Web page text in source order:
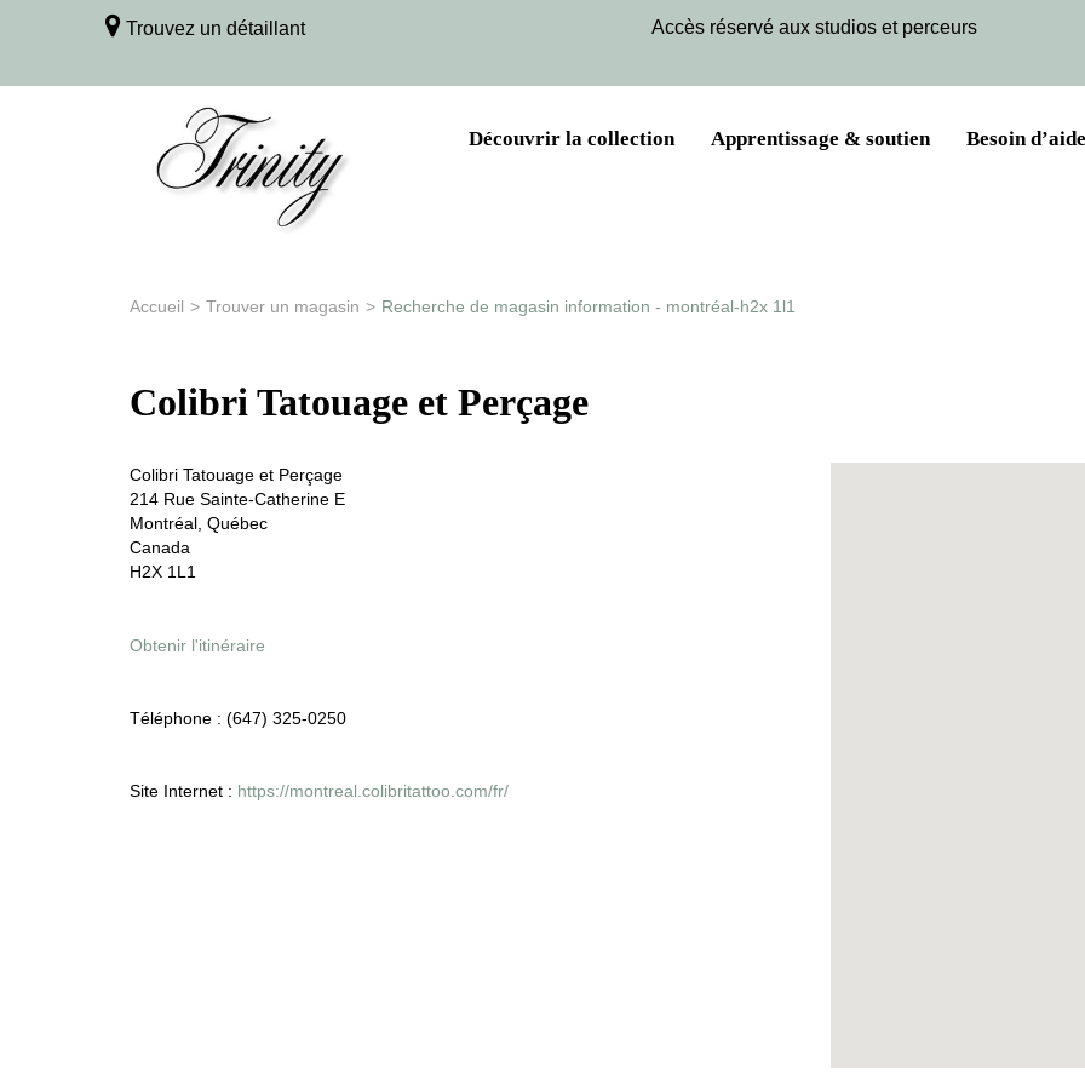
Trouvez un détaillant Accès réservé aux studios et perceurs
Découvrir la collection Apprentissage & soutien Besoin
Accueil > Trouver un magasin > Recherche de magasin information - montréal-h2x 1l1
Colibri Tatouage et Perçage
Colibri Tatouage et Perçage
214 Rue Sainte-Catherine E
Montréal, Québec
Canada
H2X 1L1
Obtenir l'itinéraire
Téléphone : (647) 325-0250
Site Internet : https://montreal.colibritattoo.com/fr/